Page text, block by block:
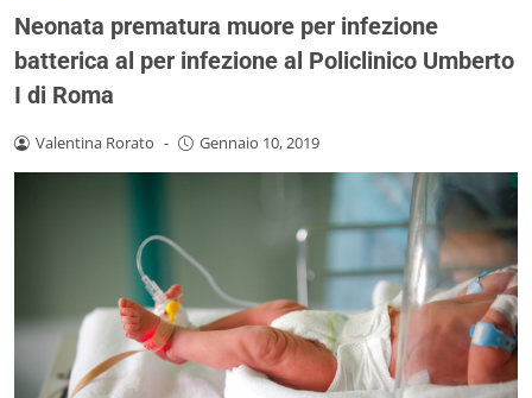
Neonata prematura muore per infezione
batterica al per infezione al Policlinico Umberto
I di Roma
Valentina Rorato - Gennaio 10, 2019